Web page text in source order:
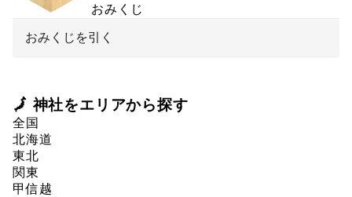
おみくじ
おみくじを引く
🗾 神社をエリアから探す
全国
北海道
東北
関東
甲信越